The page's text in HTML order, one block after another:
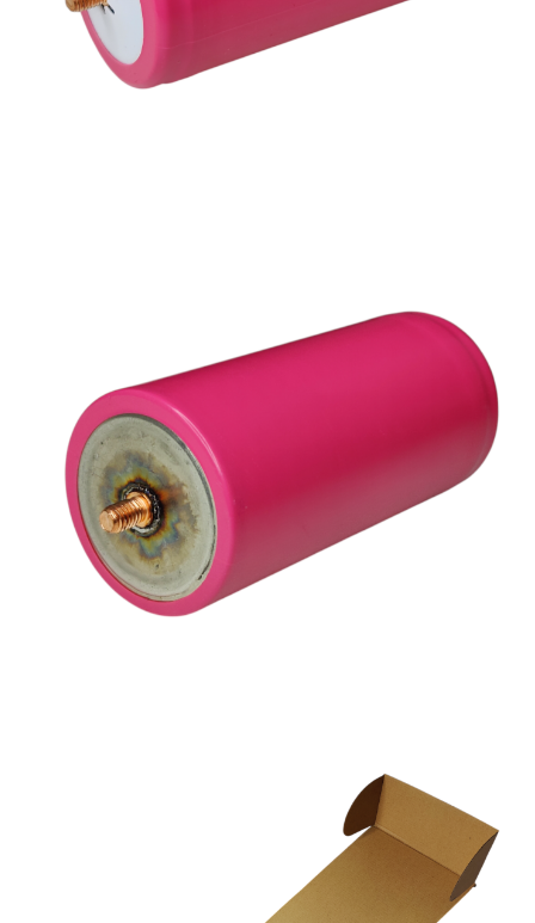
Accesorii acumulatori
Suporti celule cilindrice Li-Ion
Biciclete/ trotinete